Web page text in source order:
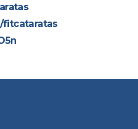
fitcataratas